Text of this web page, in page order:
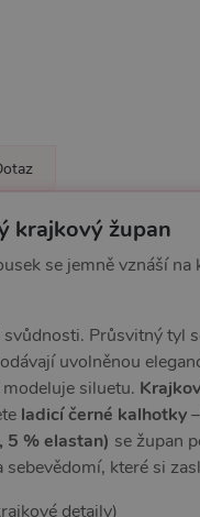
krajkový župan
se jemně vznáší
Průsvitný tyl
uvolněnou
siluetu.
ladicí černé kalhotky
5 % elastan) se župan
které si
detaily)